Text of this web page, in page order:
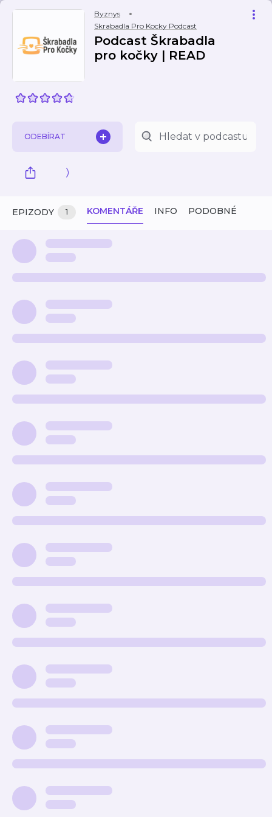
Byznys
Skrabadla Pro Kocky Podcast
Podcast Škrabadla
pro kočky | READ
ODEBÍRAT
EPIZODY 1 KOMENTÁŘE INFO PODOBNÉ